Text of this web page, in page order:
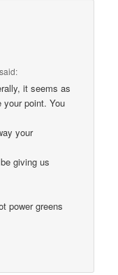
said:
it seems as
your point. You
your
giving us
power greens